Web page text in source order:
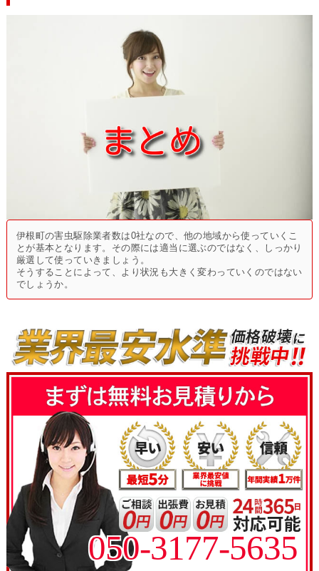
伊根町の害虫駆除業者数は0社なので、他の地域から使っていくこ
とが基本となります。その際には適当に選ぶのではなく、しっかり
厳選して使っていきましょう。
そうすることによって、より状況も大きく変わっていくのではない
でしょうか。
050-3177-5635